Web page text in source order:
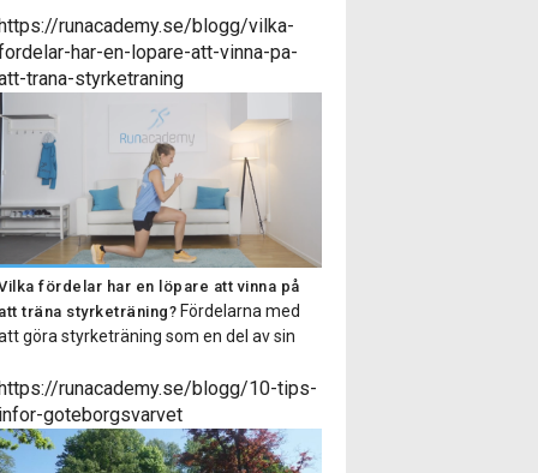
finns på två olika nivåer så passar
som både är van vid styrketräning och
även för dig som inte tränar styrka särskilt
https://runacademy.se/blogg/vilka-
har-en-lopare-att-vinna-pa-
trana-styrketraning
fördelar har en löpare att vinna på
att träna styrketräning? Fördelarna med
göra styrketräning som en del av sin
vi på Runacademy några av
anledningarna till att du som löpare ska
Minskar risken för
Med hjälp av
runacademy.se/blogg/10-tips-
infor-goteborgsvarvet